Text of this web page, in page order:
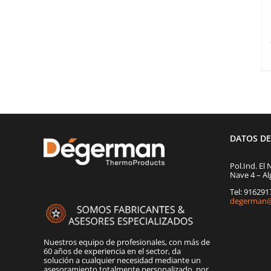
Nuestros equipo de profesionales, con más de
60 años de experiencia en el sector, da
solución a cualquier necesidad mediante un
DATOS
Pol.Ind. El
Nave 4 –
Tel: